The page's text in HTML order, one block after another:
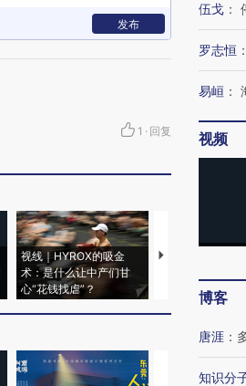
发布
1 · 回复
视线｜HYROX的吸金
术：是什么让中产们甘
心“花钱找虐”？
马航飞行员跨国
伍戈 ：
罗志恒 ：
易峘 ：
视频
博客
唐涯 ：
知识分